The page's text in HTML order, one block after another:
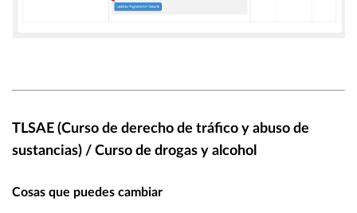
TLSAE (Curso de derecho de tráfico y abuso de
sustancias) / Curso de drogas y alcohol
Cosas que puedes cambiar